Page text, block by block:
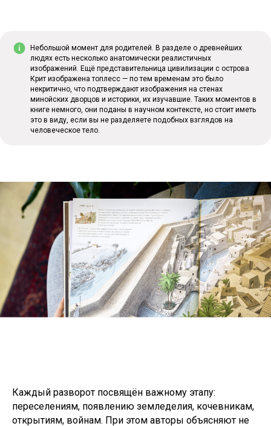
Небольшой момент для родителей. В разделе о древнейших
людях есть несколько анатомически реалистичных
изображений. Ещё представительница цивилизации с острова
Крит изображена топлесс — по тем временам это было
некритично, что подтверждают изображения на стенах
минойских дворцов и историки, их изучавшие. Таких моментов в
книге немного, они поданы в научном контексте, но стоит иметь
это в виду, если вы не разделяете подобных взглядов на
человеческое тело.
Каждый разворот посвящён важному этапу:
переселениям, появлению земледелия, кочевникам,
открытиям, войнам. При этом авторы объясняют не